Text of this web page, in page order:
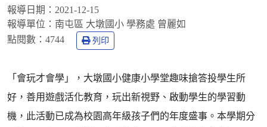
報導日期： 2021-12-15
報導單位： 南屯區 大墩國小 學務處 曾麗如
點閱數： 4744 列印
「會玩才會學」，大墩國小健康小學堂趣味搶答投學生所
好，善用遊戲活化教育，玩出新視野、啟動學生的學習動
機，此活動已成為校園高年級孩子們的年度盛事。本學期分